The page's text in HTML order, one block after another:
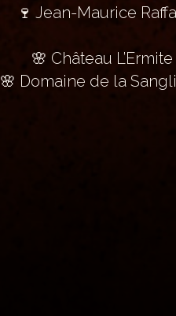
🍷 Jean-Maurice
🌸 Château
🌸 Domaine de la